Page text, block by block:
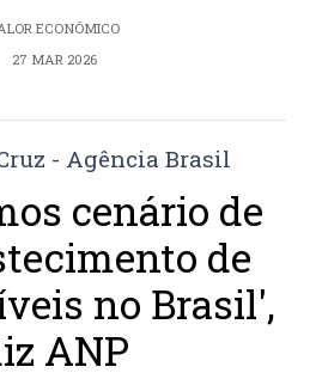
ECONÔMICO
27 MAR 2026
cenário de
de
no Brasil',
ANP